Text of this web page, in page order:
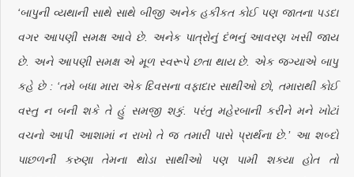
‘બાપુની વ્યથાની સાથે સાથે બીજી અનેક હકીકત કોઈ પણ જાતના પડદા
વગર આપણી સમક્ષ આવે છે. અનેક પાત્રોનું દંભનું આવરણ ખસી જાય
છે. અને આપણી સમક્ષ એ મૂળ સ્વરૂપે છતા થાય છે. એક જગ્યાએ બાપુ
કહે છે : ‘તમે બધા મારા એક દિવસના વફાદાર સાથીઓ છો, તમારાથી કોઈ
વસ્તુ ન બની શકે તે હું સમજી શકું. પરંતુ મહેરબાની કરીને મને ખોટાં
વચનો આપી આશામાં ન રાખો તે જ તમારી પાસે પ્રાર્થના છે.’ આ શબ્દો
પાછળની કરુણા તેમના થોડા સાથીઓ પણ પામી શક્યા હોત તો